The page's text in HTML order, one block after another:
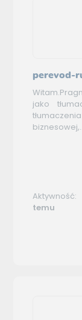
perevod-
jako
Aktywność:
temu